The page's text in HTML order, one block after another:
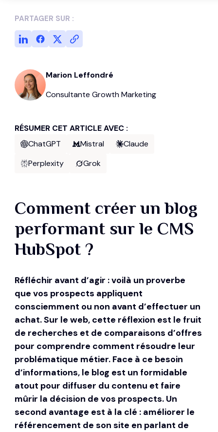
PARTAGER SUR :
Marion Leffondré
Consultante Growth Marketing
RÉSUMER CET ARTICLE AVEC :
ChatGPT
Mistral
Claude
Perplexity
Grok
Comment créer un blog
performant sur le CMS
HubSpot ?
Réfléchir avant d’agir : voilà un proverbe
que vos prospects appliquent
consciemment ou non avant d’effectuer un
achat. Sur le web, cette réflexion est le fruit
de recherches et de comparaisons d’offres
pour comprendre comment résoudre leur
problématique métier. Face à ce besoin
d’informations, le blog est un formidable
atout pour diffuser du contenu et faire
mûrir la décision de vos prospects. Un
second avantage est à la clé : améliorer le
référencement de son site en parlant de